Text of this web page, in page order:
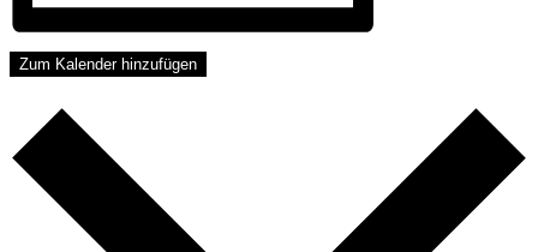
Zum Kalender hinzufügen